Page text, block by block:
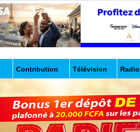
Contribution Télévision Radio